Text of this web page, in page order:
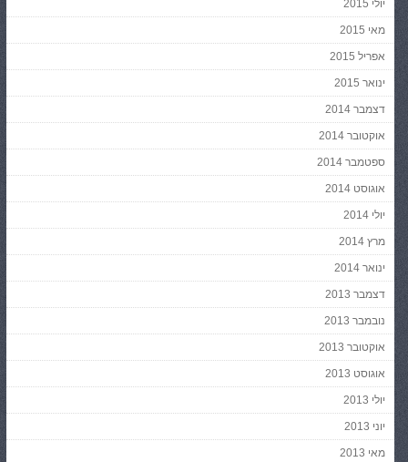
יולי 2015
מאי 2015
אפריל 2015
ינואר 2015
דצמבר 2014
אוקטובר 2014
ספטמבר 2014
אוגוסט 2014
יולי 2014
מרץ 2014
ינואר 2014
דצמבר 2013
נובמבר 2013
אוקטובר 2013
אוגוסט 2013
יולי 2013
יוני 2013
מאי 2013